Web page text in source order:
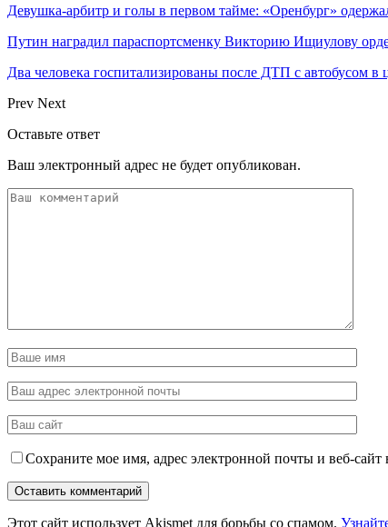
Девушка-арбитр и голы в первом тайме: «Оренбург»
Путин наградил параспортсменку Викторию Ищиулову
Два человека госпитализированы после ДТП с автобусом в
Prev Next
Оставьте ответ
Ваш электронный адрес не будет опубликован.
Сохраните мое имя, адрес электронной почты и веб-
Этот сайт использует Akismet для борьбы со спамом.